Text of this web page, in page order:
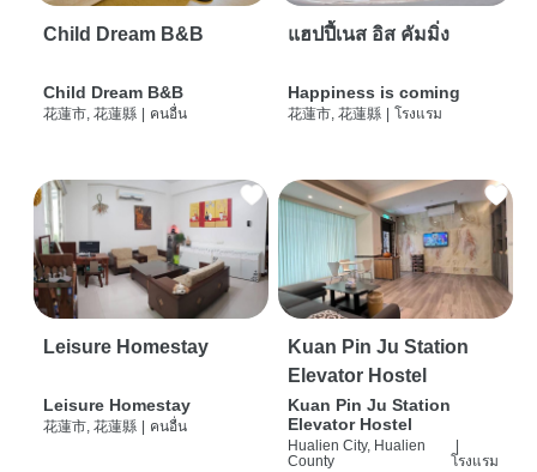
Child Dream B&B
Child Dream B&B
花蓮市, 花蓮縣 คนอื่น
แฮปปี้เนส อิส คัมมิ่ง
Happiness is coming
花蓮市, 花蓮縣 โรงแรม
Leisure Homestay
Leisure Homestay
花蓮市, 花蓮縣 คนอื่น
Kuan Pin Ju Station
Elevator Hostel
Kuan Pin Ju Station
Elevator Hostel
Hualien City, Hualien
County
โรงแรม